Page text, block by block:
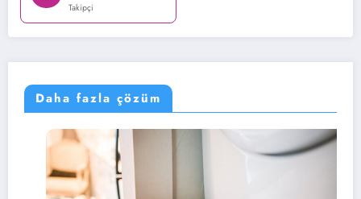
Takipçi
Daha fazla çözüm